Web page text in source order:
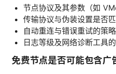
节点协议及其参数（如
传输协议与伪装设置是否
自动重连与错误重试的策略
日志等级及网络诊断工具
免费节点是否可能包含广